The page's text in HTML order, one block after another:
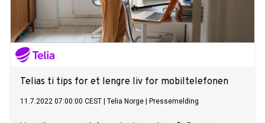
Telias ti tips for et lengre liv for mobiltelefonen
11.7.2022 07:00:00 CEST Telia Norge Pressemelding